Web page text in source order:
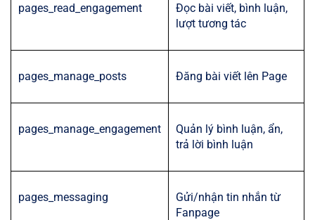
pages_read_engagement
Đọc bài viết, bình luận,
lượt tương tác
pages_manage_posts Đăng bài viết lên Page
pages_manage_engagement
Quản lý bình luận, ẩn,
trả lời bình luận
pages_messaging
Gửi/nhận tin nhắn từ
Fanpage